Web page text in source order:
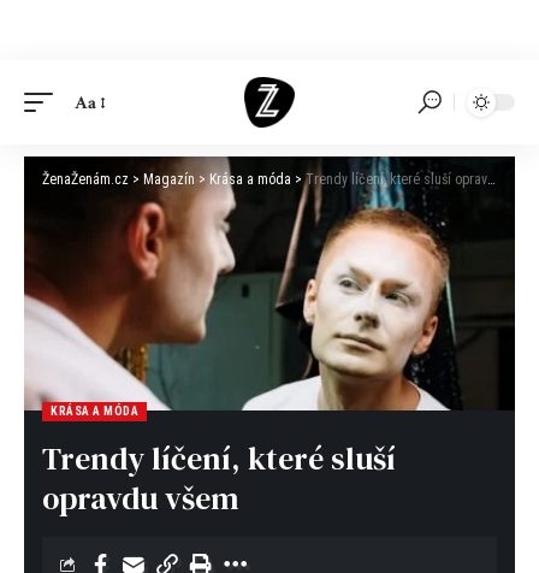
Aa
ŽenaŽenám.cz > Magazín > Krása a móda >Trendy líčení, které sluší opravdu všem
KRÁSA A MÓDA
Trendy líčení, které sluší
opravdu všem